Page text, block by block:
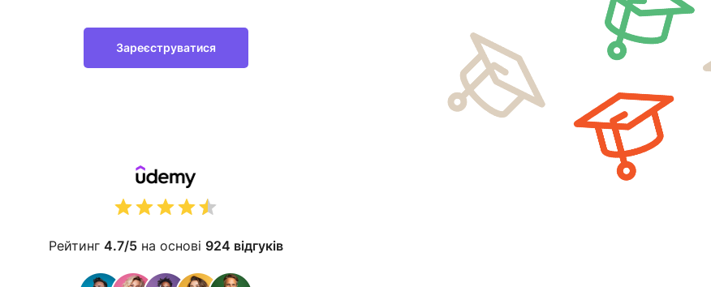
Зареєструватися
Рейтинг 4.7/5на основі 924 відгуків